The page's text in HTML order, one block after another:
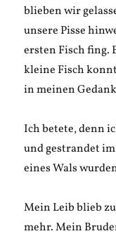
blieben wir
unsere Pisse
ersten Fisch fing.
kleine Fisch
in meinen
Ich betete, denn
und gestrandet
eines Wals
Mein Leib blieb
mehr. Mein